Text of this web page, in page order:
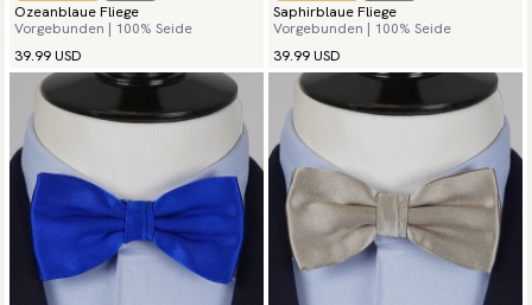
Ozeanblaue Fliege
Vorgebunden | 100% Seide
39.99 USD
Saphirblaue Fliege
Vorgebunden | 100% Seide
39.99 USD